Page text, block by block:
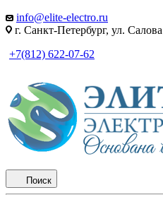
info@elite-electro.ru
г. Санкт-Петербург, ул.
+7(812) 622-07-62
Поиск